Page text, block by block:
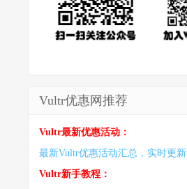
Vultr优惠网推荐
Vultr最新优惠活动：
最新Vultr优惠活动汇总，实时更新
Vultr新手教程：